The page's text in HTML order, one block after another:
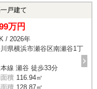
戸建て
万円
/ 2026年
県横浜市瀬谷区南瀬谷1丁
線 瀬谷 徒歩33分
積 116.94㎡
積 128.87㎡